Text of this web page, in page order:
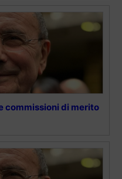
commissioni di merito